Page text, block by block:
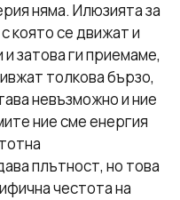
няма. Илюзията за
която се движат и
затова ги приемаме,
толкова бързо,
невъзможно и ние
ние сме енергия
плътност, но това
честота на